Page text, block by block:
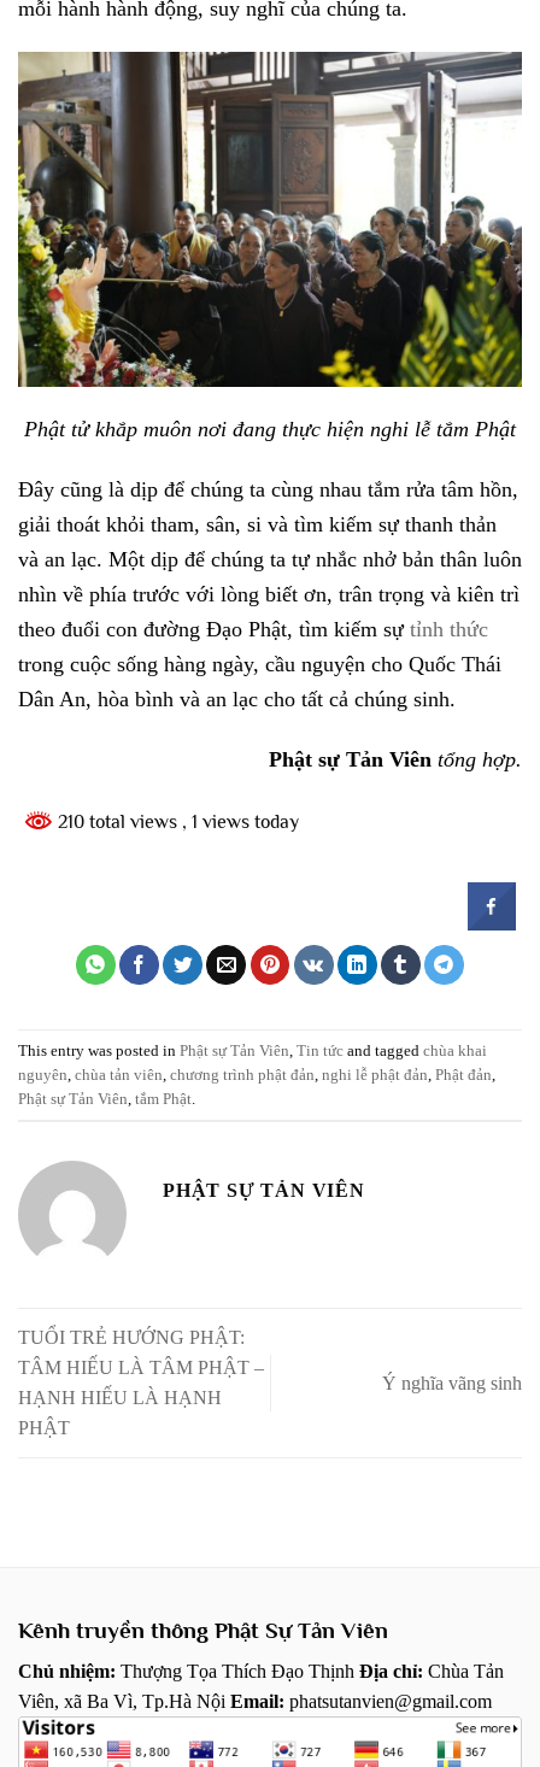
mỗi hành hành động, suy nghĩ của chúng ta.
Phật tử khắp muôn nơi đang thực hiện nghi lễ tắm Phật
Đây cũng là dịp để chúng ta cùng nhau tắm rửa tâm hồn,
giải thoát khỏi tham, sân, si và tìm kiếm sự thanh thản
và an lạc. Một dịp để chúng ta tự nhắc nhở bản thân luôn
nhìn về phía trước với lòng biết ơn, trân trọng và kiên trì
theo đuổi con đường Đạo Phật, tìm kiếm sự tỉnh thức
trong cuộc sống hàng ngày, cầu nguyện cho Quốc Thái
Dân An, hòa bình và an lạc cho tất cả chúng sinh.
Phật sự Tản Viên tổng hợp.
210 total views , 1 views today
This entry was posted in Phật sự Tản Viên Tin tức and tagged chùa khai
nguyên chùa tản viên chương trình phật đản nghi lễ phật đản Phật đản
Phật sự Tản Viên tắm Phật
PHẬT SỰ TẢN VIÊN
TUỔI TRẺ HƯỚNG PHẬT:
TÂM HIẾU LÀ TÂM PHẬT –
HẠNH HIẾU LÀ HẠNH
PHẬT
Ý nghĩa vãng sinh
Kênh truyền thông Phật Sự Tản Viên
Chủ nhiệm: Thượng Tọa Thích Đạo Thịnh Địa chỉ: Chùa Tản
Viên, xã Ba Vì, Tp.Hà Nội Email: phatsutanvien@gmail.com